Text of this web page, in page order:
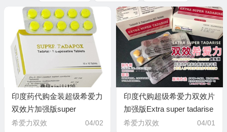
印度药代购金装超级希爱力
双效片加强版super
tadapox他达拉非40毫克
希爱力双效 04/02
印度代购超级希爱力双效片
加强版Extra super tadarise
他达拉非40毫克+必利劲60
希爱力双效 04/01